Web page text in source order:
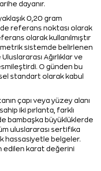
dayanır.
0,20 gram
referans noktası olarak
olarak kullanılmıştır
sistemde belirlenen
Ağırlıklar ve
O günden bu
standart olarak kabul
çapı veya yüzey alanı
iki pırlanta, farklı
bambaşka büyüklüklerde
uluslararası sertifika
hassasiyetle belgeler.
edilen karat değerini